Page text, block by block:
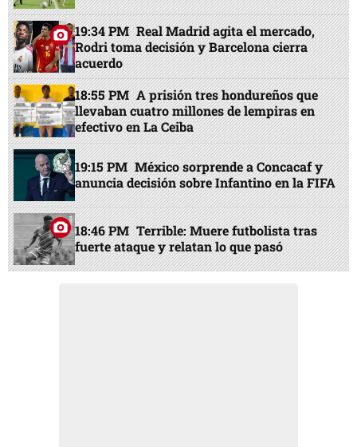
19:34 PM Real Madrid agita el mercado,
Rodri toma decisión y Barcelona cierra
acuerdo
18:55 PM A prisión tres hondureños que
llevaban cuatro millones de lempiras en
efectivo en La Ceiba
19:15 PM México sorprende a Concacaf y
anuncia decisión sobre Infantino en la FIFA
18:46 PM Terrible: Muere futbolista tras
fuerte ataque y relatan lo que pasó